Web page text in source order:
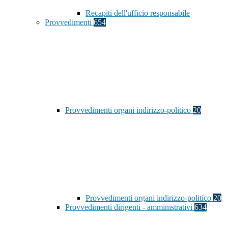
Recapiti dell'ufficio responsabile
Provvedimenti 654
Provvedimenti organi indirizzo-politico 20
Provvedimenti organi indirizzo-politico 20
Provvedimenti dirigenti - amministrativi 634